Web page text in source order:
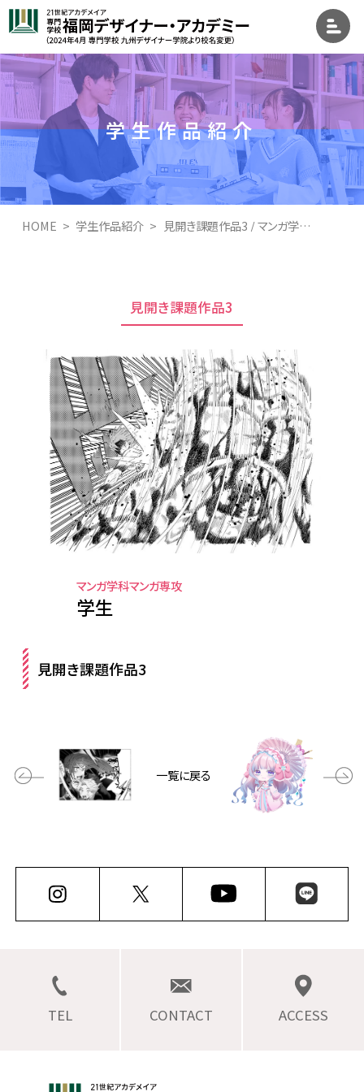
学生作品紹介
HOME 学生作品紹介 見開き課題作品3 / マンガ学科マンガ専攻
見開き課題作品3
マンガ学科マンガ専攻
学生
見開き課題作品3
一覧に戻る
TEL CONTACT ACCESS